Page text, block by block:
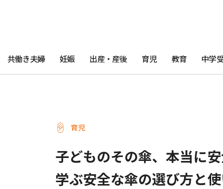
共働き夫婦 妊娠 出産・産後 育児 教育 中学
育児
子どものその傘、本当に
学ぶ安全な傘の選び方と